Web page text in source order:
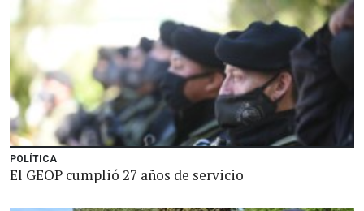
POLÍTICA
El GEOP cumplió 27 años de servicio